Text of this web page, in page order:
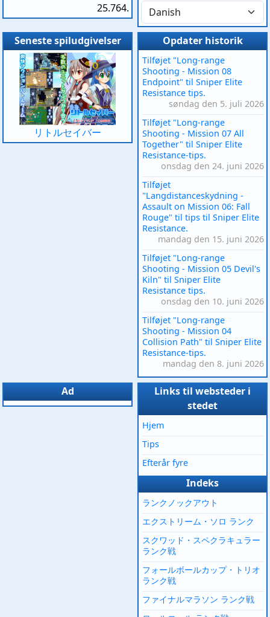
25.764.
Seneste spiludgivelser
リトルセイバー
Opdater historik
Tilføjet "Long-range
Shooting - Mission 08
Endpoint" til Sniper Elite
Resistance tips.
søndag den 5. juli 2026
Tilføjet "Long-range
Shooting - Mission 07 All
Together" til Sniper Elite
Resistance-tips.
onsdag den 24. juni 2026
Tilføjet
"Langdistanceskydning -
Assault on Mission 06: Fall
Rouge" til tips til Sniper Elite
Resistance.
mandag den 15. juni 2026
Tilføjet "Long-range
Shooting - Mission 05 Devil's
Kiln" til Sniper Elite
Resistance tips.
onsdag den 10. juni 2026
Tilføjet "Long-range
Shooting - Mission 04
Collision Path" til Sniper Elite
Resistance-tips.
mandag den 8. juni 2026
Ad
Links til websteder i
stedet
Hjem
Tips
Efterår fyre
Indeks
ランクノックアウト
エクストリーム・ソロ ランク
スクワッド・スペクラキュラー
ランク戦
フォールボールカップ・トリオ
ランク戦
ファイナルマラソン ランク戦